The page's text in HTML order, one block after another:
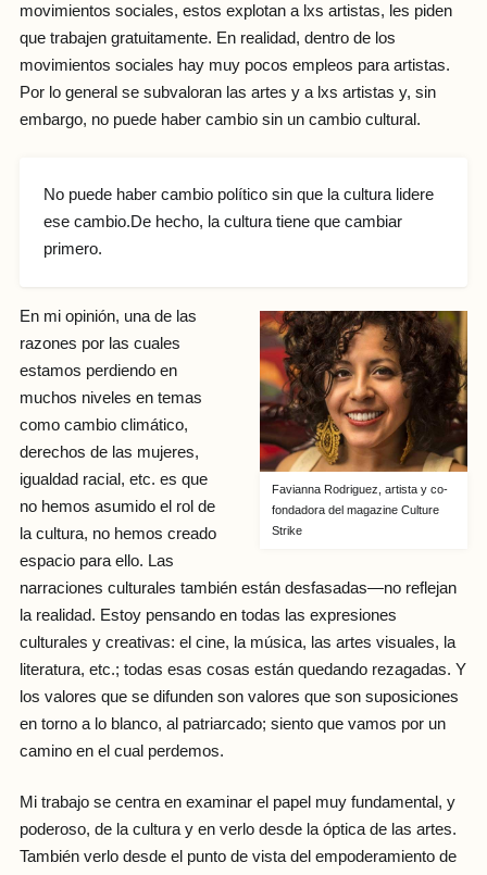
movimientos sociales, estos explotan a lxs artistas, les piden
que trabajen gratuitamente. En realidad, dentro de los
movimientos sociales hay muy pocos empleos para artistas.
Por lo general se subvaloran las artes y a lxs artistas y, sin
embargo, no puede haber cambio sin un cambio cultural.
No puede haber cambio político sin que la cultura lidere
ese cambio.De hecho, la cultura tiene que cambiar
primero.
Favianna Rodriguez, artista y co-
fondadora del magazine Culture
Strike
En mi opinión, una de las
razones por las cuales
estamos perdiendo en
muchos niveles en temas
como cambio climático,
derechos de las mujeres,
igualdad racial, etc. es que
no hemos asumido el rol de
la cultura, no hemos creado
espacio para ello. Las
narraciones culturales también están desfasadas—no reflejan
la realidad. Estoy pensando en todas las expresiones
culturales y creativas: el cine, la música, las artes visuales, la
literatura, etc.; todas esas cosas están quedando rezagadas. Y
los valores que se difunden son valores que son suposiciones
en torno a lo blanco, al patriarcado; siento que vamos por un
camino en el cual perdemos.
Mi trabajo se centra en examinar el papel muy fundamental, y
poderoso, de la cultura y en verlo desde la óptica de las artes.
También verlo desde el punto de vista del empoderamiento de